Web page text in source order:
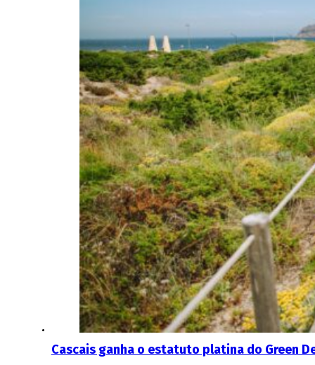
Cascais ganha o estatuto platina do Green